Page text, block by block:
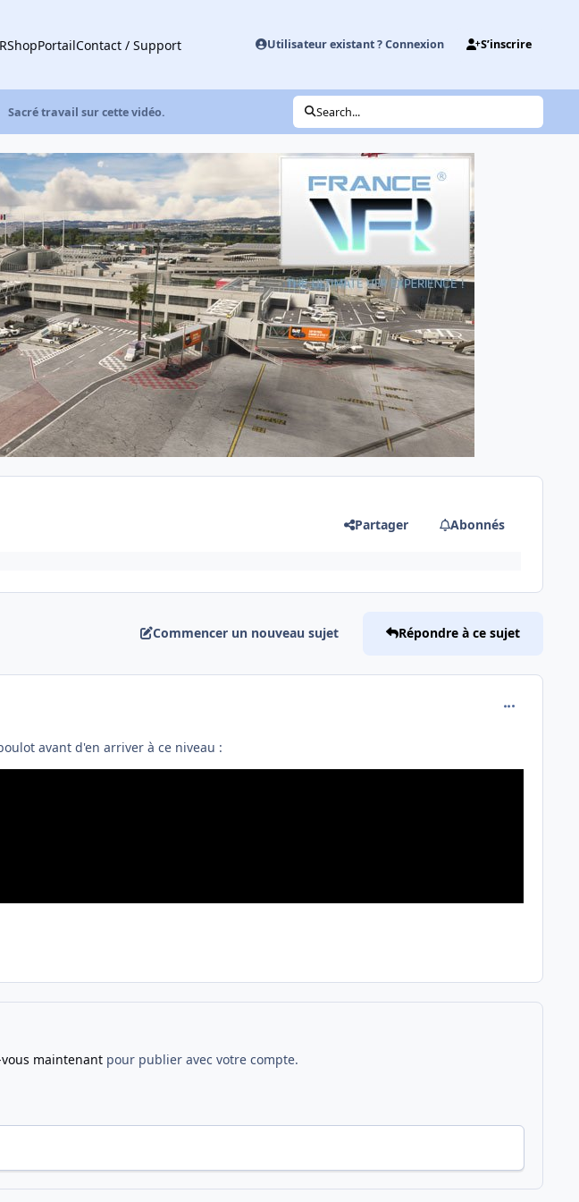
ShopPortailContact / Support Utilisateur existant ? Connexion S’inscrire
Sacré travail sur cette vidéo. Search...
Partager Abonnés
Commencer un nouveau sujet Répondre à ce sujet
avant d'en arriver à ce niveau :
maintenantpour publier avec votre compte.